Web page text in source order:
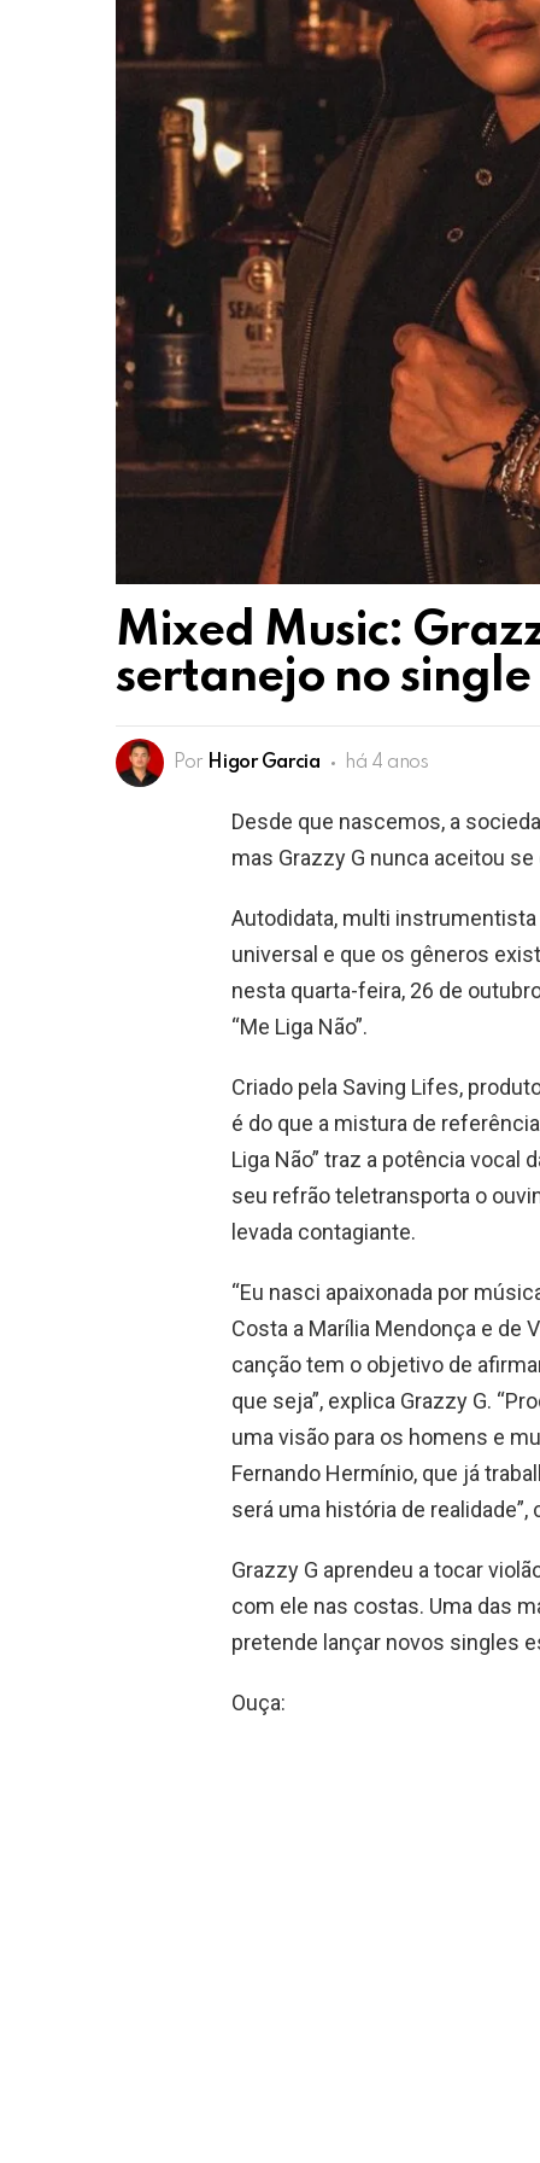
Mixed Music:
sertanejo no single
Por Higor Garcia há 4 anos
Desde que nascemos, a
mas Grazzy G nunca aceitou
Autodidata, multi
universal e que os gêneros
nesta quarta-feira, 26 de
“Me Liga Não”.
Criado pela Saving Lifes,
é do que a mistura de
Liga Não” traz a potência vocal
seu refrão teletransporta o
levada contagiante.
“Eu nasci apaixonada por
Costa a Marília Mendonça e de
canção tem o objetivo de
que seja”, explica Grazzy G.
uma visão para os homens e
Fernando Hermínio, que já
será uma história de realidade”,
Grazzy G aprendeu a tocar
com ele nas costas. Uma das
pretende lançar novos singles
Ouça: